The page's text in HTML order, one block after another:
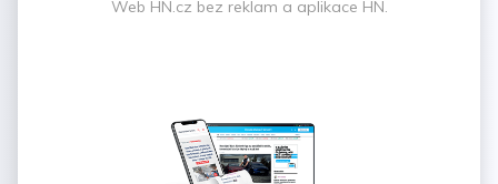
Web HN.cz bez reklam a aplikace HN.